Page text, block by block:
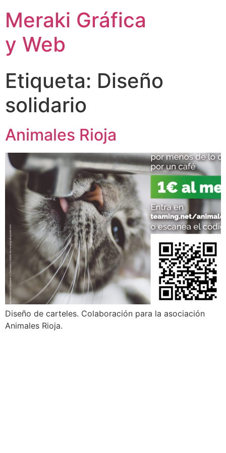
Meraki Gráfica
y Web
Etiqueta: Diseño
solidario
Animales Rioja
Diseño de carteles. Colaboración para la asociación
Animales Rioja.